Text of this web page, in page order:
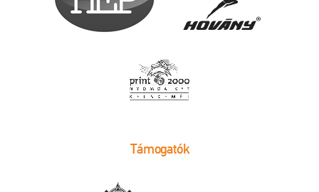
Támogatók